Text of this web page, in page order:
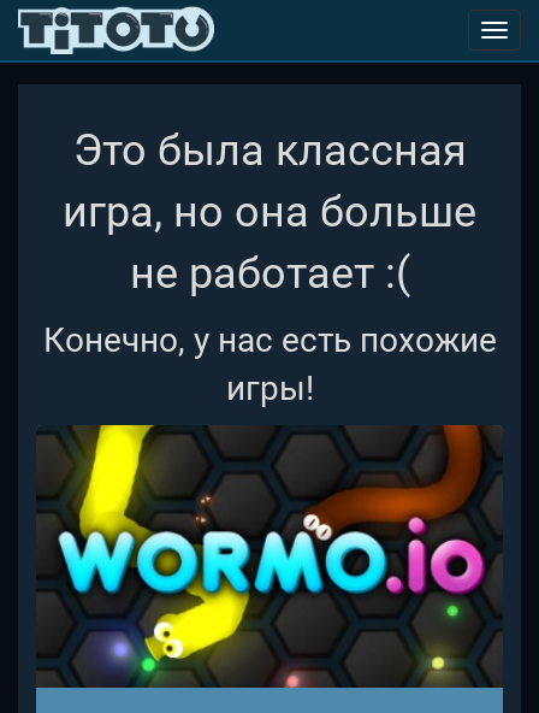
Это была классная
игра, но она больше
не работает :(
Конечно, у нас есть похожие
игры!